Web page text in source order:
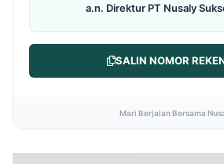
a.n. Direktur PT Nusaly
SALIN NOMOR
Mari Berjalan Bersama